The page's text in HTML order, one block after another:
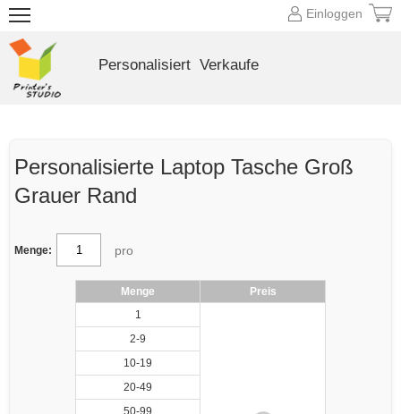
Personalisierte Laptop Tasche Groß
Grauer Rand
Menge: pro
Menge
Preis
1
2-9
10-19
20-49
50-99
Einloggen
Personalisiert Verkaufe